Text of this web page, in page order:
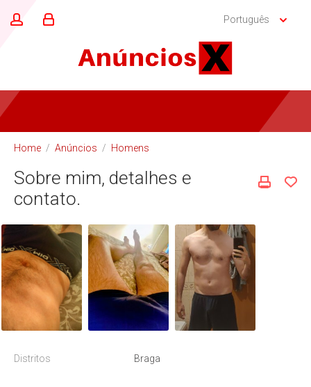
Português
Home / Anúncios / Homens
Sobre mim, detalhes e
contato.
Distritos Braga